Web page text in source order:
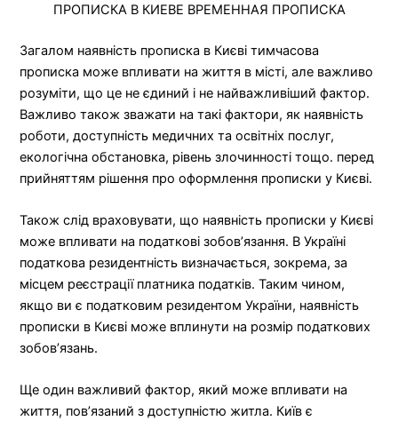
ПРОПИСКА В КИЕВЕ ВРЕМЕННАЯ ПРОПИСКА
Загалом наявність прописка в Києві тимчасова
прописка може впливати на життя в місті, але важливо
розуміти, що це не єдиний і не найважливіший фактор.
Важливо також зважати на такі фактори, як наявність
роботи, доступність медичних та освітніх послуг,
екологічна обстановка, рівень злочинності тощо. перед
прийняттям рішення про оформлення прописки у Києві.
Також слід враховувати, що наявність прописки у Києві
може впливати на податкові зобов’язання. В Україні
податкова резидентність визначається, зокрема, за
місцем реєстрації платника податків. Таким чином,
якщо ви є податковим резидентом України, наявність
прописки в Києві може вплинути на розмір податкових
зобов’язань.
Ще один важливий фактор, який може впливати на
життя, пов’язаний з доступністю житла. Київ є